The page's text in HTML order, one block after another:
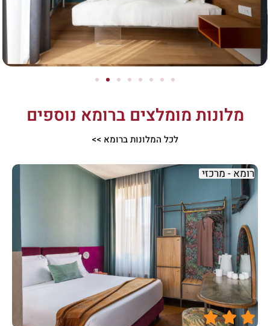
מלונות מומלצים ברומא נוספים
לכל המלונות ברומא >>





רומא - מרכזי